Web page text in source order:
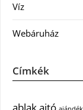
Víz
Webáruház
Címkék